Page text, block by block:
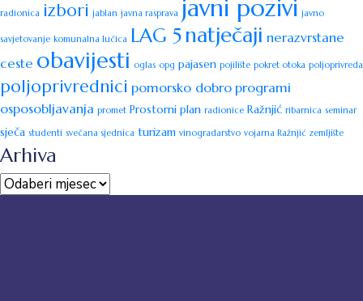
radionica izbori jablan javna rasprava javni pozivi javno
savjetovanje komunalna lučica LAG 5natječaji nerazvrstane
ceste obavijesti oglas opg pajasen pojilište pokret otoka poljoprivreda
poljoprivrednici pomorsko dobroprogrami
osposobljavanja promet Prostorni plan radionice Ražnjić ribarnica seminar
sječa studenti svečana sjednica turizam vinogradarstvo vojarna Ražnjić zemljište
Arhiva